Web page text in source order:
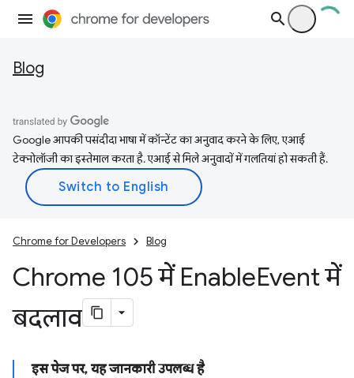
Blog
Google आपकी पसंदीदा भाषा में कॉन्टेंट का अनुवाद करने के लिए, एआई
टेक्नोलॉजी का इस्तेमाल करता है. एआई से मिले अनुवादों में गलतियां हो सकती हैं.
Chrome for Developers Blog
Chrome 105 में EnableEvent में
बदलाव
इस पेज पर, यह जानकारी उपलब्ध है